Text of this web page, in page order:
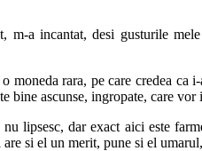
m-a incantat, desi gusturile
rara, pe care credea ca
bine ascunse, ingropate, care vor
lipsesc, dar exact aici este
si el un merit, pune si el